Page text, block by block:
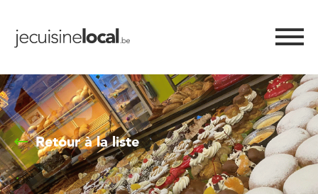
Retour à la liste